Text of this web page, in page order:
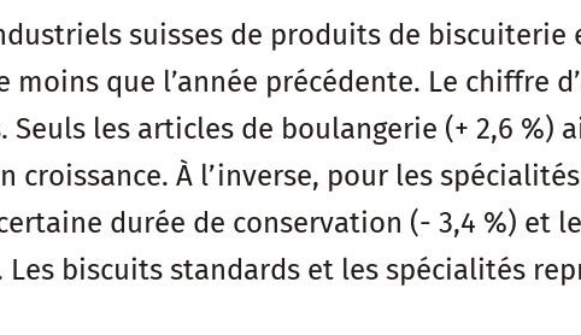
suisses de produits de
moins que l’année précédente. Le chiffre
Seuls les articles de boulangerie (+ 2,6 %)
croissance. À l’inverse, pour les
durée de conservation (- 3,4 %) et
biscuits standards et les spécialités